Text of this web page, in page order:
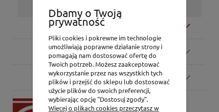
Moje konto
Zamówienia
Pomoc
P.H. Jakóbczak
Dbamy o Twoją
prywatność
Pliki cookies i pokrewne im technologie
umożliwiają poprawne działanie strony i
pomagają nam dostosować ofertę do
Twoich potrzeb. Możesz zaakceptować
wykorzystanie przez nas wszystkich tych
plików i przejść do sklepu lub dostosować
użycie plików do swoich preferencji,
wybierając opcję "Dostosuj zgody".
Więcej o plikach cookies przeczytasz w